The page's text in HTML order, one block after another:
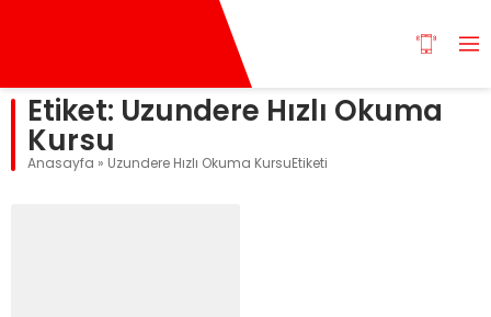
Etiket: Uzundere Hızlı Okuma
Kursu
Anasayfa » Uzundere Hızlı Okuma KursuEtiketi